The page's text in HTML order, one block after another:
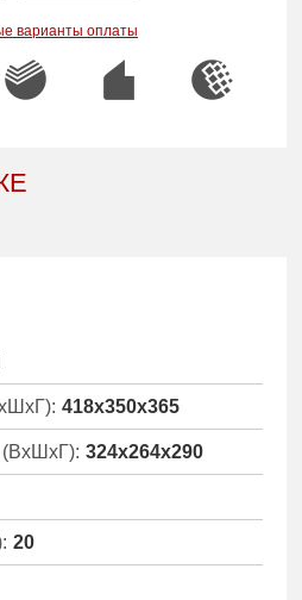
варианты оплаты
418x350x365
(ВхШхГ): 324x264x290
20